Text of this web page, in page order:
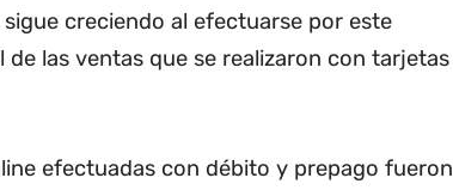
creciendo al efectuarse por este
las ventas que se realizaron con tarjetas
efectuadas con débito y prepago fueron